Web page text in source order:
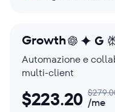
Growth
Automazione e
multi-client
$223.20 $
/me